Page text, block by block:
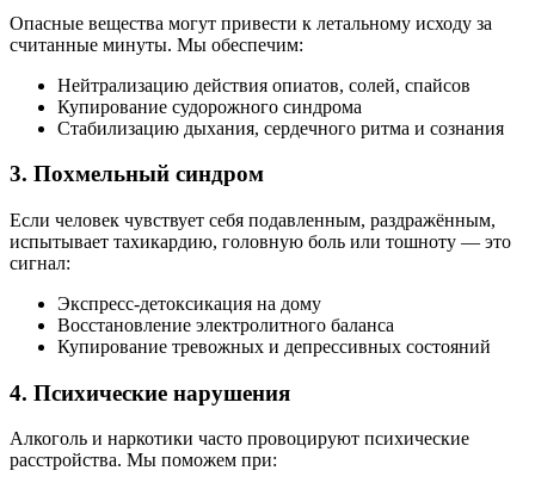
Опасные вещества могут привести к летальному исходу за
считанные минуты. Мы обеспечим:
Нейтрализацию действия опиатов, солей, спайсов
Купирование судорожного синдрома
Стабилизацию дыхания, сердечного ритма и сознания
3. Похмельный синдром
Если человек чувствует себя подавленным, раздражённым,
испытывает тахикардию, головную боль или тошноту — это
сигнал:
Экспресс-детоксикация на дому
Восстановление электролитного баланса
Купирование тревожных и депрессивных состояний
4. Психические нарушения
Алкоголь и наркотики часто провоцируют психические
расстройства. Мы поможем при: